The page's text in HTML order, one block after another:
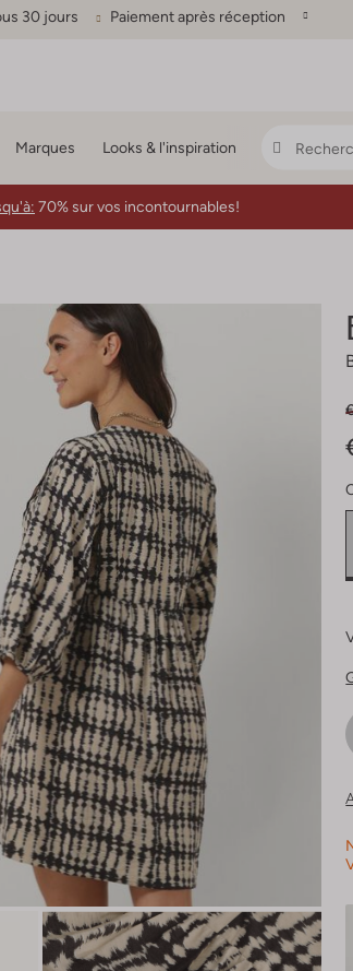
30 jours Paiement après réception
Marques Looks & l'inspiration
70% sur vos incontournables!